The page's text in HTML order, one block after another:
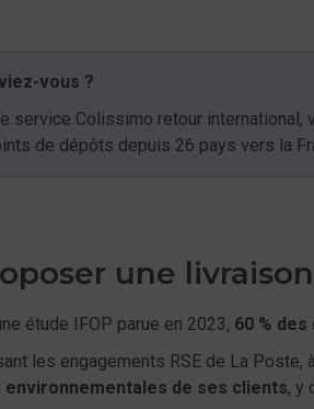
vous ?
service Colissimo retour
de dépôts depuis 26 pays vers la
une
étude IFOP parue en 2023, 60 %
les engagements RSE de La Poste,
de ses clients, y